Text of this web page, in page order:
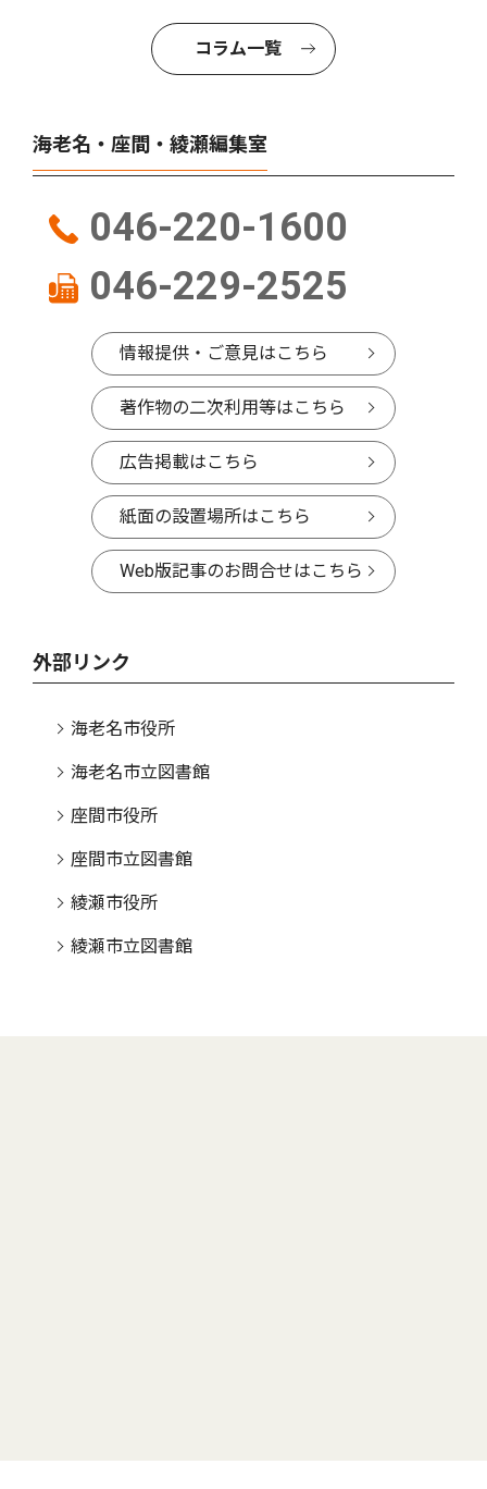
コラム一覧
海老名・座間・綾瀬編集室
046-220-1600
046-229-2525
情報提供・ご意見はこちら
著作物の二次利用等はこちら
広告掲載はこちら
紙面の設置場所はこちら
Web版記事のお問合せはこちら
外部リンク
海老名市役所
海老名市立図書館
座間市役所
座間市立図書館
綾瀬市役所
綾瀬市立図書館